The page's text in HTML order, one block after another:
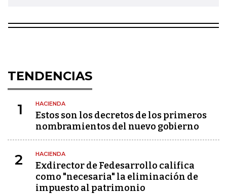
TENDENCIAS
1 HACIENDA
Estos son los decretos de los primeros
nombramientos del nuevo gobierno
2 HACIENDA
Exdirector de Fedesarrollo califica
como "necesaria" la eliminación de
impuesto al patrimonio